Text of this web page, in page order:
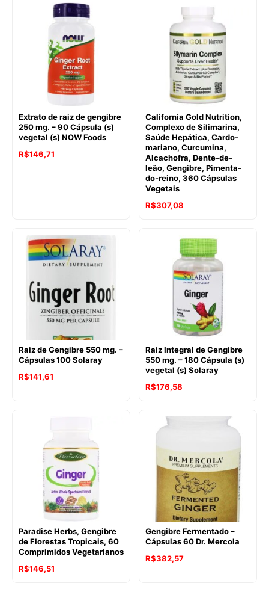
Extrato de raiz de gengibre
250 mg. – 90 Cápsula (s)
vegetal (s) NOW Foods
O
R$146,71
California Gold Nutrition,
Complexo de Silimarina,
Saúde Hepática, Cardo-
mariano, Curcumina,
Alcachofra, Dente-de-
leão, Gengibre, Pimenta-
do-reino, 360 Cápsulas
Vegetais
R$307,08
Raiz de Gengibre 550 mg. –
Cápsulas 100 Solaray
R$141,61
Raiz Integral de Gengibre
550 mg. – 180 Cápsula (s)
vegetal (s) Solaray
R$176,58
Paradise Herbs, Gengibre
de Florestas Tropicais, 60
Comprimidos Vegetarianos
R$146,51
Gengibre Fermentado –
Cápsulas 60 Dr. Mercola
R$382,57